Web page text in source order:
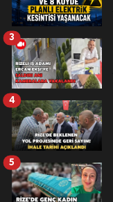
3
4
5